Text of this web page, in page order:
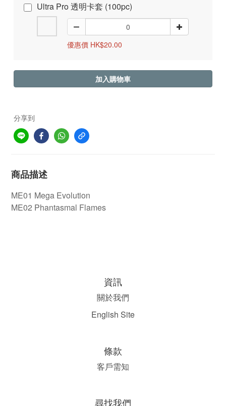
Ultra Pro 透明卡套 (100pc)
優惠價 HK$20.00
加入購物車
分享到
商品描述
ME01 Mega Evolution
ME02 Phantasmal Flames
資訊
關於我們
English Site
條款
客戶需知
尋找我們